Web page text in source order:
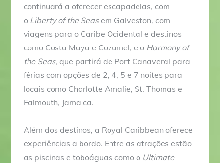
continuará a oferecer escapadelas, com
o Liberty of the Seasem Galveston, com
viagens para o Caribe Ocidental e destinos
como Costa Maya e Cozumel, e o Harmony of
the Seas, que partirá de Port Canaveral para
férias com opções de 2, 4, 5 e 7 noites para
locais como Charlotte Amalie, St. Thomas e
Falmouth, Jamaica.
Além dos destinos, a Royal Caribbean oferece
experiências a bordo. Entre as atrações estão
as piscinas e toboáguas como o Ultimate